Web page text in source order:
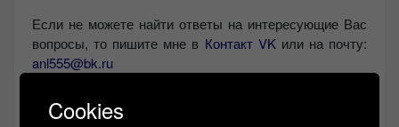
Если не можете найти ответы на интересующие Вас
вопросы, то пишите мне в Контакт VKили на почту:
anl555@bk.ru
Александр Николаевич!
Cookies